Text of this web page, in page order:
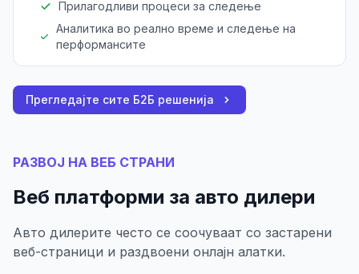
Прилагодливи процеси за следење
Аналитика во реално време и следење на
перформансите
Прегледајте сите Б2Б решенија
РАЗВОЈ НА ВЕБ СТРАНИ
Веб платформи за авто дилери
Авто дилерите често се соочуваат со застарени
веб-страници и раздвоени онлајн алатки.